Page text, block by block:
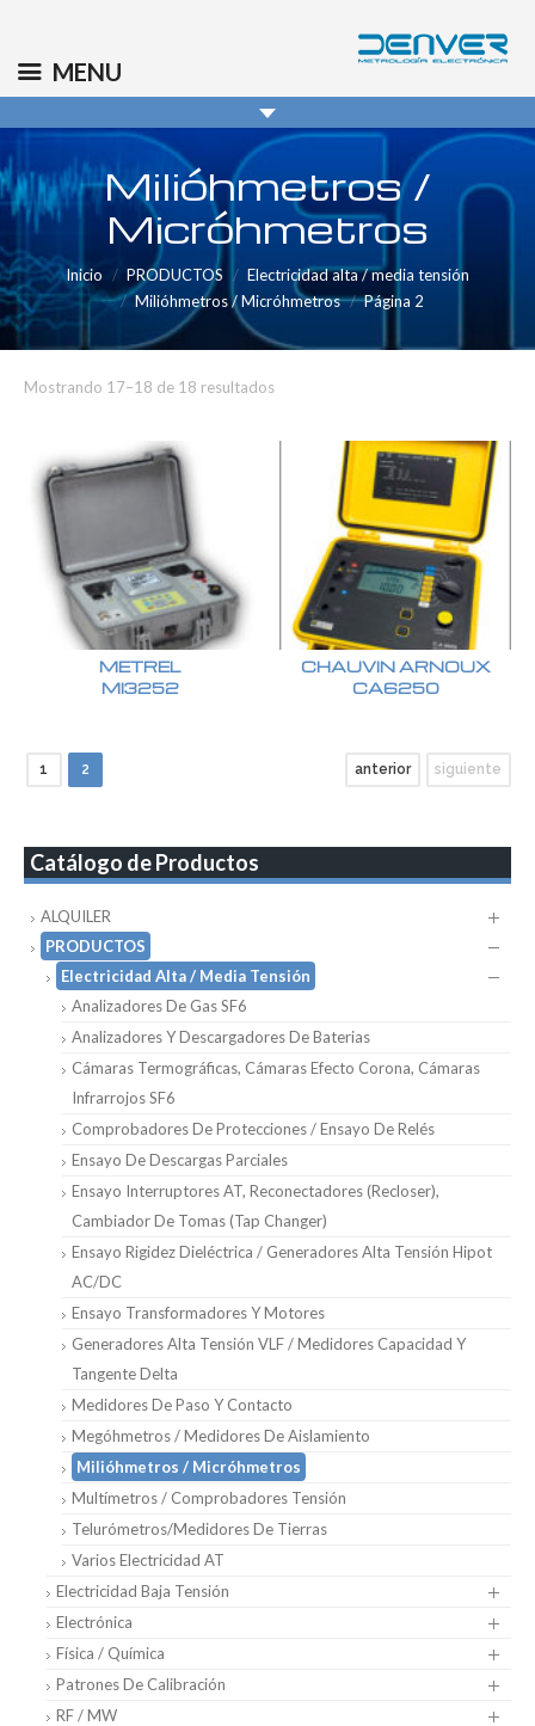
info@denver.es
Milióhmetros /
Micróhmetros
Inicio PRODUCTOS
Electricidad alta / media tensión
Milióhmetros / Micróhmetros
Página 2
Mostrando 17–18 de 18 resultados
METREL
MI3252
CHAUVIN ARNOUX
CA6250
1 2 anterior siguiente
Catálogo de Productos
ALQUILER
PRODUCTOS
Electricidad Alta / Media Tensión
Analizadores De Gas SF6
Analizadores Y Descargadores De Baterias
Cámaras Termográficas, Cámaras Efecto Corona, Cámaras
Infrarrojos SF6
Comprobadores De Protecciones / Ensayo De Relés
Ensayo De Descargas Parciales
Ensayo Interruptores AT, Reconectadores (Recloser),
Cambiador De Tomas (Tap Changer)
Ensayo Rigidez Dieléctrica / Generadores Alta Tensión Hipot
AC/DC
Ensayo Transformadores Y Motores
Generadores Alta Tensión VLF / Medidores Capacidad Y
Tangente Delta
Medidores De Paso Y Contacto
Megóhmetros / Medidores De Aislamiento
Milióhmetros / Micróhmetros
Multímetros / Comprobadores Tensión
Telurómetros/medidores De Tierras
Varios Electricidad AT
Electricidad Baja Tensión
Electrónica
Física / Química
Patrones De Calibración
RF / MW
MENU